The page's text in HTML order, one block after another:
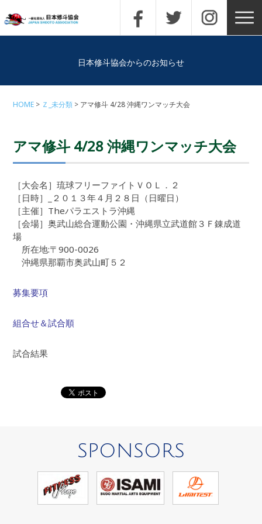
日本修斗協会からのお知らせ
HOME Ｚ_未分類 アマ修斗 4/28 沖縄ワンマッチ大会
アマ修斗 4/28 沖縄ワンマッチ大会
［大会名］琉球フリーファイトＶＯＬ．２
［日時］_２０１３年４月２８日（日曜日）
［主催］Theパラエストラ沖縄
［会場］奥武山総合運動公園・沖縄県立武道館３Ｆ錬成道
場
所在地:〒900-0026
沖縄県那覇市奥武山町５２
募集要項
組合せ＆試合順
試合結果
SPONSORS